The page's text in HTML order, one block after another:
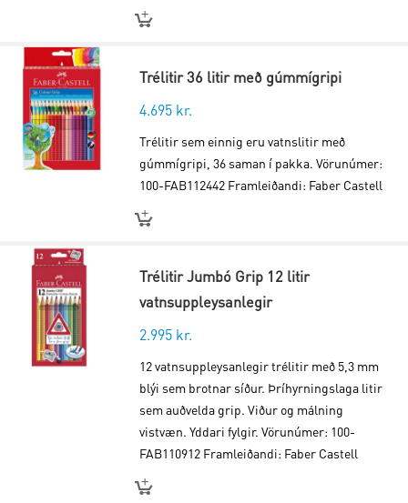
Trélitir 36 litir með gúmmígripi
4.695 kr.
Trélitir sem einnig eru vatnslitir með
gúmmígripi, 36 saman í pakka. Vörunúmer:
100-FAB112442 Framleiðandi: Faber Castell
Trélitir Jumbó Grip 12 litir
vatnsuppleysanlegir
2.995 kr.
12 vatnsuppleysanlegir trélitir með 5,3 mm
blýi sem brotnar síður. Þríhyrningslaga litir
sem auðvelda grip. Viður og málning
vistvæn. Yddari fylgir. Vörunúmer: 100-
FAB110912 Framleiðandi: Faber Castell